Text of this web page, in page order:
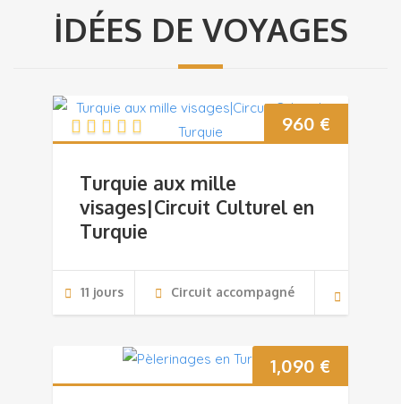
İDÉES DE VOYAGES
960 €
Turquie aux mille
visages|Circuit Culturel en
Turquie
11 jours Circuit accompagné
1,090 €